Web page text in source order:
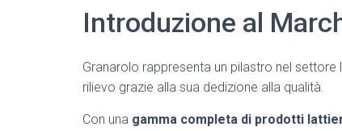
Introduzione al
Granarolo rappresenta un pilastro nel
rilievo grazie alla sua dedizione alla qualità.
Con una gamma completa di prodotti